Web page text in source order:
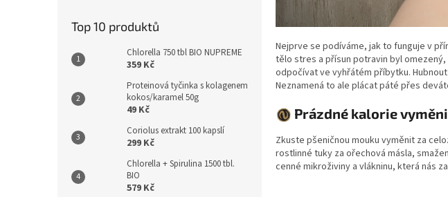
Top 10 produktů
Chlorella 750 tbl BIO NUPREME
359 Kč
Proteinová tyčinka s kolagenem
kokos/karamel 50g
49 Kč
Coriolus extrakt 100 kapslí
299 Kč
Chlorella + Spirulina 1500 tbl.
BIO
579 Kč
Nejprve se podíváme, jak to funguje v
tělo stres a přísun potravin byl
odpočívat ve vyhřátém příbytku.
Neznamená to ale plácat páté přes
Prázdné kalorie
Zkuste pšeničnou mouku vyměnit za
rostlinné tuky za ořechová másla,
cenné mikroživiny a vlákninu, která nás